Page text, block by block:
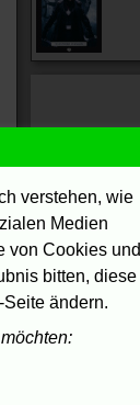
verstehen, wie
Medien
von Cookies und
bitten, diese
-Seite ändern.